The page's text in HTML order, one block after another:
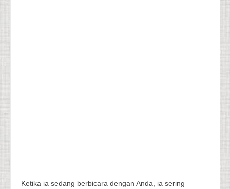
Ketika ia sedang berbicara dengan Anda, ia sering